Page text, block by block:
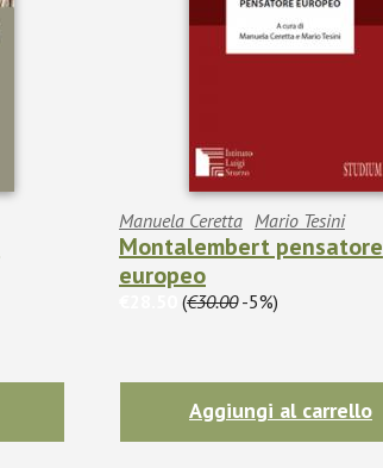
Manuela Ceretta Mario Tesini
Montalembert pensatore
europeo
(€30.00-5%)
Aggiungi al carrello